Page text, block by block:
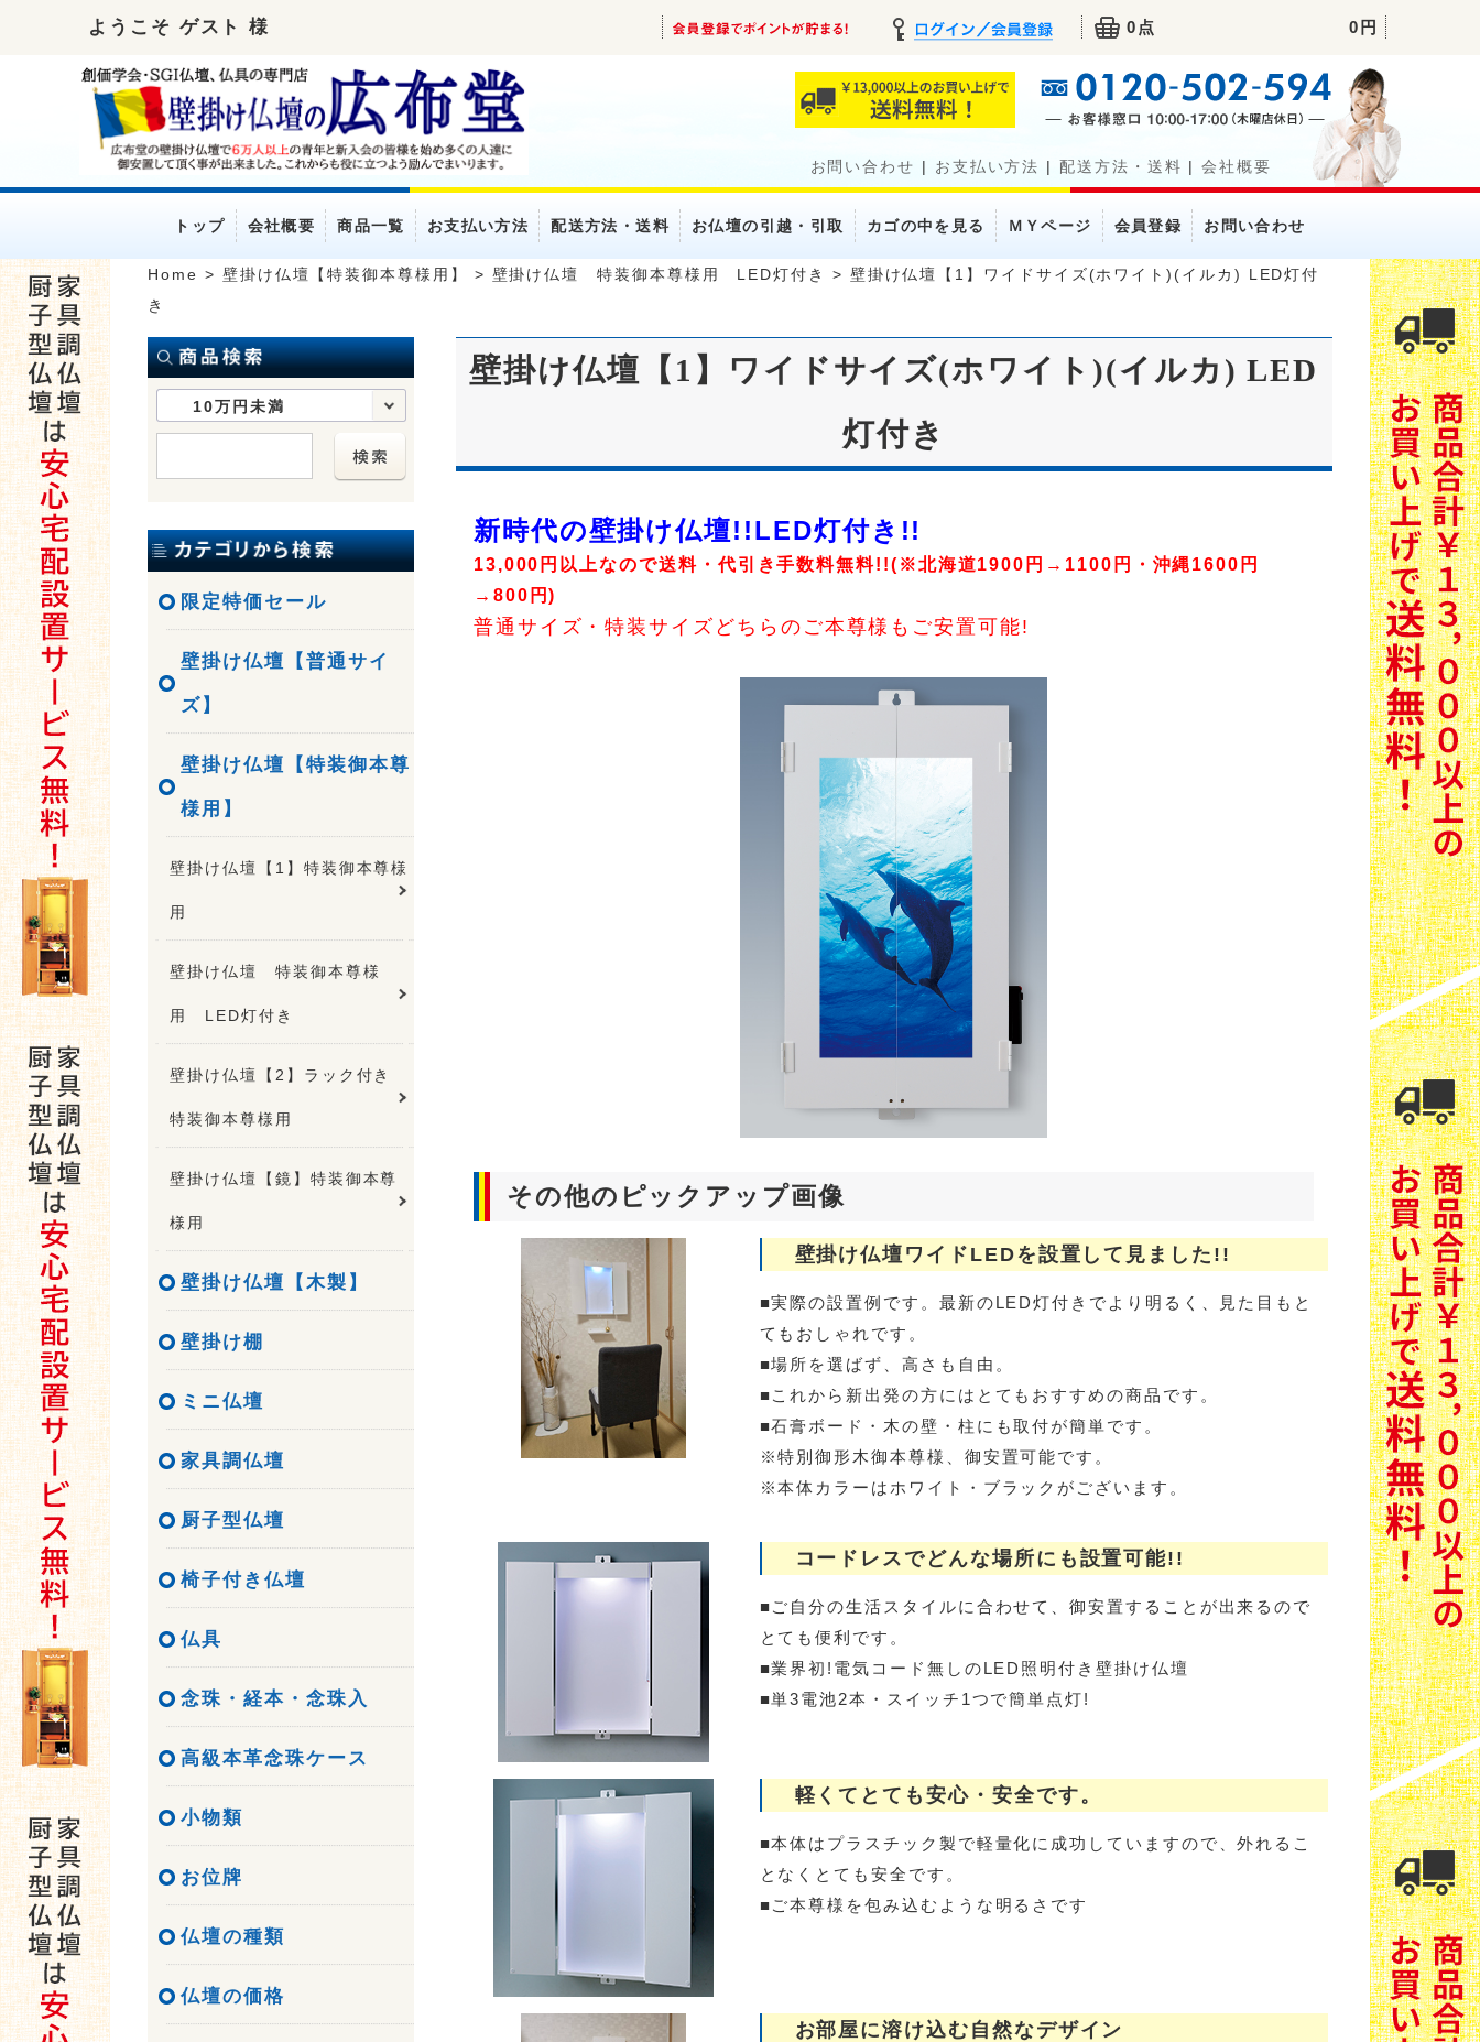
ようこそ ゲスト 様 0点 0円
お問い合わせ | お支払い方法 |配送方法・送料 |会社概要
トップ 会社概要 商品一覧 お支払い方法 配送方法・送料 お仏壇の引越・引取 カゴの中を見る ＭＹページ 会員登録 お問い合わせ
Home > 壁掛け仏壇【特装御本尊様用】 > 壁掛け仏壇 特装御本尊様用 LED灯付き > 壁掛け仏壇【1】ワイドサイズ(ホワイト)(イルカ) LED灯付
き
壁掛け仏壇【1】ワイドサイズ(ホワイト)(イルカ) LED
灯付き
新時代の壁掛け仏壇!!LED灯付き!!
13,000円以上なので送料・代引き手数料無料!!(※北海道1900円→1100円・沖縄1600円
→800円)
普通サイズ・特装サイズどちらのご本尊様もご安置可能!
その他のピックアップ画像
壁掛け仏壇ワイドLEDを設置して見ました!!
■実際の設置例です。最新のLED灯付きでより明るく、見た目もと
てもおしゃれです。
■場所を選ばず、高さも自由。
■これから新出発の方にはとてもおすすめの商品です。
■石膏ボード・木の壁・柱にも取付が簡単です。
※特別御形木御本尊様、御安置可能です。
※本体カラーはホワイト・ブラックがございます。
コードレスでどんな場所にも設置可能!!
■ご自分の生活スタイルに合わせて、御安置することが出来るので
とても便利です。
■業界初!電気コード無しのLED照明付き壁掛け仏壇
■単3電池2本・スイッチ1つで簡単点灯!
軽くてとても安心・安全です。
■本体はプラスチック製で軽量化に成功していますので、外れるこ
となくとても安全です。
■ご本尊様を包み込むような明るさです
お部屋に溶け込む自然なデザイン
10万円未満
限定特価セール
壁掛け仏壇【普通サイ
ズ】
壁掛け仏壇【特装御本尊
様用】
壁掛け仏壇【1】特装御本尊様
用
壁掛け仏壇 特装御本尊様
用 LED灯付き
壁掛け仏壇【2】ラック付き
特装御本尊様用
壁掛け仏壇【鏡】特装御本尊
様用
壁掛け仏壇【木製】
壁掛け棚
ミニ仏壇
家具調仏壇
厨子型仏壇
椅子付き仏壇
仏具
念珠・経本・念珠入
高級本革念珠ケース
小物類
お位牌
仏壇の種類
仏壇の価格